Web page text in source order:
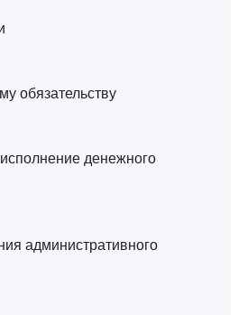
обязательству
денежного
административного